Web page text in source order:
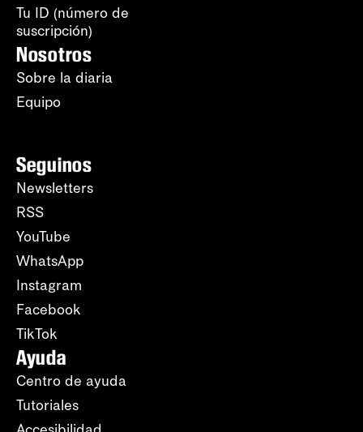
Tu ID (número de
suscripción)
Nosotros
Sobre la diaria
Equipo
Seguinos
Newsletters
RSS
YouTube
WhatsApp
Instagram
Facebook
TikTok
Ayuda
Centro de ayuda
Tutoriales